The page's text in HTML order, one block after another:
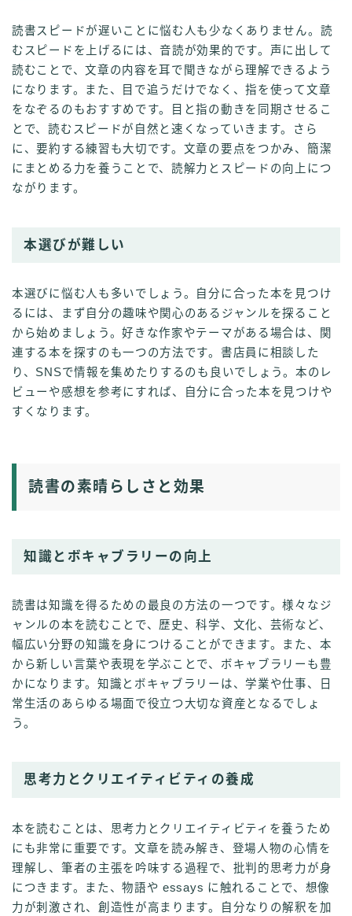
読書スピードが遅いことに悩む人も少なくありません。読
むスピードを上げるには、音読が効果的です。声に出して
読むことで、文章の内容を耳で聞きながら理解できるよう
になります。また、目で追うだけでなく、指を使って文章
をなぞるのもおすすめです。目と指の動きを同期させるこ
とで、読むスピードが自然と速くなっていきます。さら
に、要約する練習も大切です。文章の要点をつかみ、簡潔
にまとめる力を養うことで、読解力とスピードの向上につ
ながります。
本選びが難しい
本選びに悩む人も多いでしょう。自分に合った本を見つけ
るには、まず自分の趣味や関心のあるジャンルを探ること
から始めましょう。好きな作家やテーマがある場合は、関
連する本を探すのも一つの方法です。書店員に相談した
り、SNSで情報を集めたりするのも良いでしょう。本のレ
ビューや感想を参考にすれば、自分に合った本を見つけや
すくなります。
読書の素晴らしさと効果
知識とボキャブラリーの向上
読書は知識を得るための最良の方法の一つです。様々なジ
ャンルの本を読むことで、歴史、科学、文化、芸術など、
幅広い分野の知識を身につけることができます。また、本
から新しい言葉や表現を学ぶことで、ボキャブラリーも豊
かになります。知識とボキャブラリーは、学業や仕事、日
常生活のあらゆる場面で役立つ大切な資産となるでしょ
う。
思考力とクリエイティビティの養成
本を読むことは、思考力とクリエイティビティを養うため
にも非常に重要です。文章を読み解き、登場人物の心情を
理解し、筆者の主張を吟味する過程で、批判的思考力が身
につきます。また、物語や essays に触れることで、想像
力が刺激され、創造性が高まります。自分なりの解釈を加